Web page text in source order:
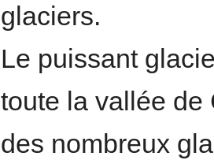
glaciers.
Le puissant
toute la vallée de
des nombreux